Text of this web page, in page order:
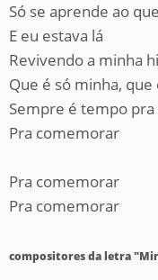
Só se aprende ao
E eu estava lá
Revivendo a minha
Que é só minha, que
Sempre é tempo
Pra comemorar
Pra comemorar
Pra comemorar
compositores da letra